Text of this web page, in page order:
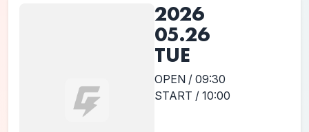
2026
05.26
TUE
OPEN / 09:30
START / 10:00